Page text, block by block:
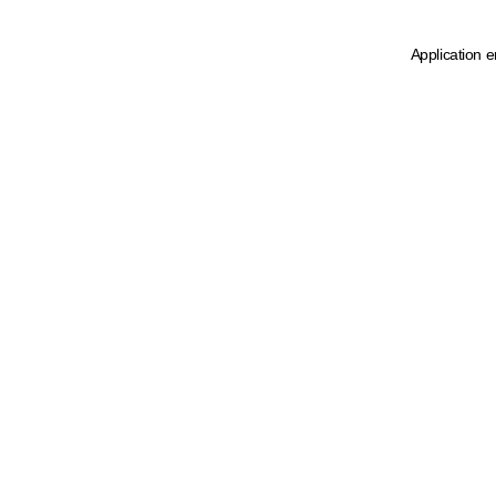
Application